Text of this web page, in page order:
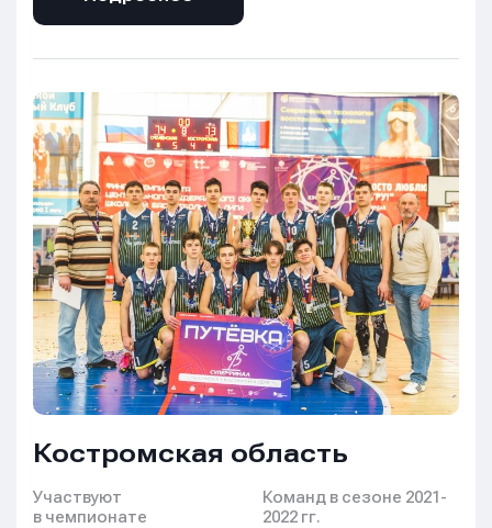
Костромская область
Участвуют
в чемпионате
Команд в сезоне 2021-
2022 гг.